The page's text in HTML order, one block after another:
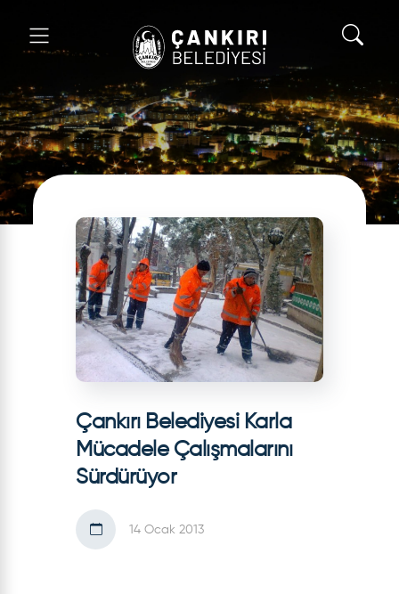
Çankırı Belediyesi Karla
Mücadele Çalışmalarını
Sürdürüyor
14 Ocak 2013